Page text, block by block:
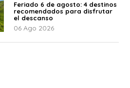
Feriado 6 de agosto: 4 destinos
recomendados para disfrutar
el descanso
06 Ago 2026